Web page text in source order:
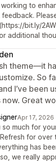
to
feedback.
bit.ly/
additional
theme—it
So
I’ve been
now. Great
Apr 17, 2026
so much for
for over
has
we really